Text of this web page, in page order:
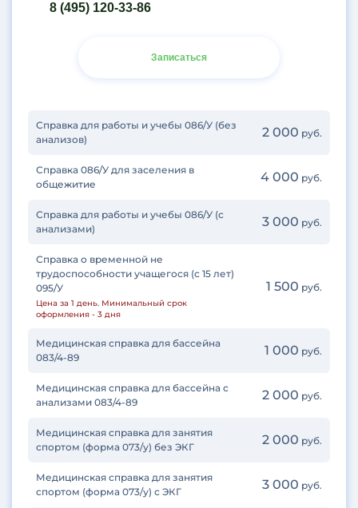
8 (495) 120-33-86
Записаться
Справка для работы и учебы 086/У (без
анализов)
2 000 руб.
Справка 086/У для заселения в
общежитие
4 000 руб.
Справка для работы и учебы 086/У (с
анализами)
3 000 руб.
Справка о временной не
трудоспособности учащегося (с 15 лет)
095/У
Цена за 1 день. Минимальный срок
оформления - 3 дня
1 500 руб.
Медицинская справка для бассейна
083/4-89
1 000 руб.
Медицинская справка для бассейна с
анализами 083/4-89
2 000 руб.
Медицинская справка для занятия
спортом (форма 073/у) без ЭКГ
2 000 руб.
Медицинская справка для занятия
спортом (форма 073/у) с ЭКГ
3 000 руб.